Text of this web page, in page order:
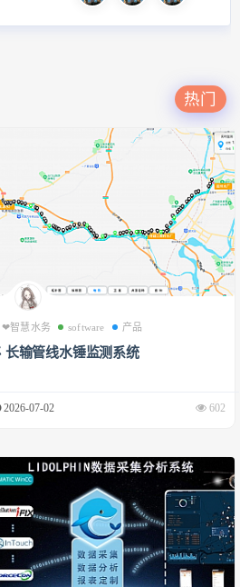
热门
❤智慧水务 software 产品
长输管线水锤监测系统
2026-07-02 602